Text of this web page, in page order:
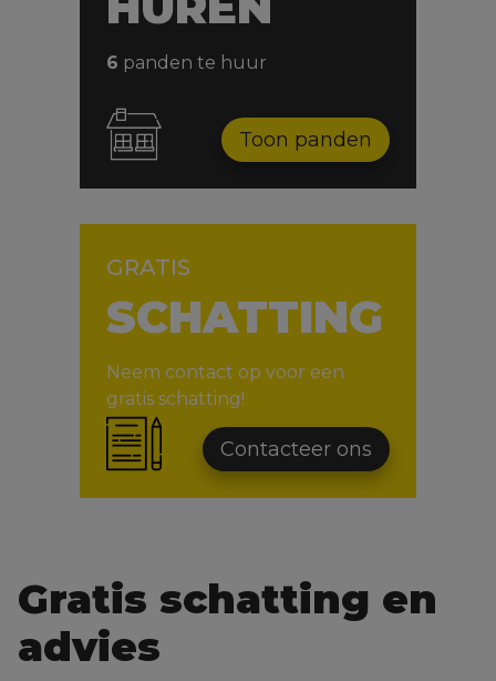
6 panden te huur
Toon panden
GRATIS
SCHATTING
Neem contact op voor een
gratis schatting!
Contacteer ons
Gratis schatting en
advies